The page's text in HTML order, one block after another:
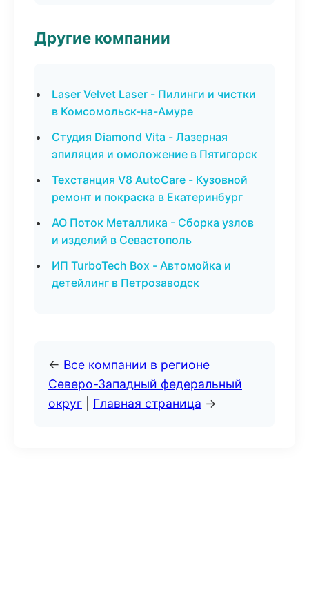
Другие компании
Laser Velvet Laser - Пилинги и чистки
в Комсомольск-на-Амуре
Студия Diamond Vita - Лазерная
эпиляция и омоложение в Пятигорск
Техстанция V8 AutoCare - Кузовной
ремонт и покраска в Екатеринбург
АО Поток Металлика - Сборка узлов
и изделий в Севастополь
ИП TurboTech Box - Автомойка и
детейлинг в Петрозаводск
← Все компании в регионе
Северо-Западный федеральный
округ
Главная страница →